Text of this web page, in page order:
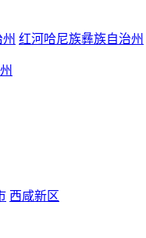
红河哈尼族彝族自治州
西咸新区